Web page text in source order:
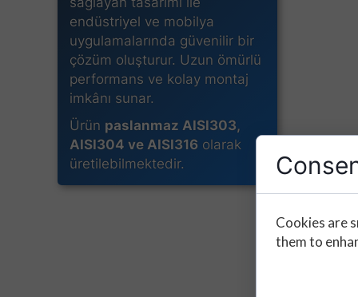
endüstriyel ve mobilya
uygulamalarında güvenilir bir
çözüm oluşturur. Uzun ömürlü
performans ve kolay montaj
imkânı sunar.
Ürün paslanmaz AISI303,
AISI304 ve AISI316 olarak
üretilebilmektedir.
Cookies are
them to